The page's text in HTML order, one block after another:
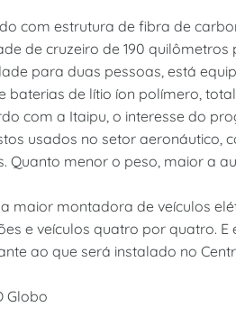
com estrutura de fibra de
de cruzeiro de 190
para duas pessoas, está
baterias de lítio íon polímero,
com a Itaipu, o interesse do
usados no setor aeronáutico,
Quanto menor o peso, maior a
maior montadora de veículos
e veículos quatro por quatro. E
ao que será instalado no
Globo